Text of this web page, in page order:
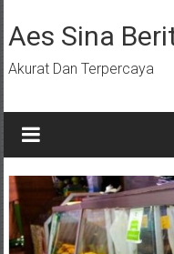
ke
konten
Aes Sina
Akurat Dan Terpercaya